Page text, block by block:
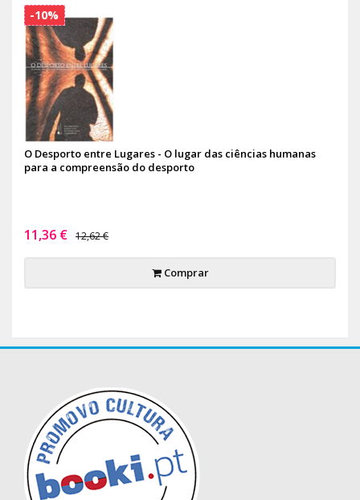
O Desporto entre Lugares - O lugar das ciências humanas
para a compreensão do desporto
11,36 € 12,62 €
Comprar
-10%